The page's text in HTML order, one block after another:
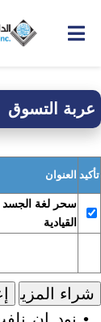
عربة التسوق
تأكيد العنوان
سحر لغة الجسد ؛
القيادية